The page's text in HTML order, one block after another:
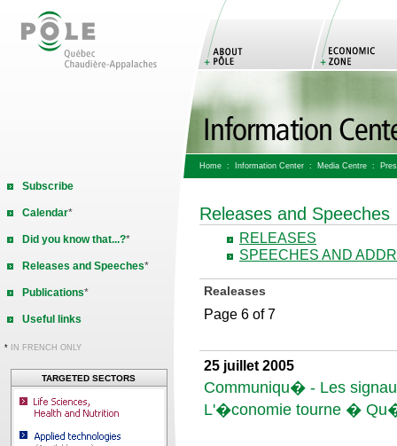
Home : Information Center : Media Centre :
Subscribe
Calendar*
Did you know that...?*
Releases and Speeches*
Publications*
Useful links
* IN FRENCH ONLY
TARGETED SECTORS
Releases and Speeches
RELEASES
SPEECHES AND
Realeases
Page 6 of 7
25 juillet 2005
Communiqu� - Les
L'�conomie tourne �